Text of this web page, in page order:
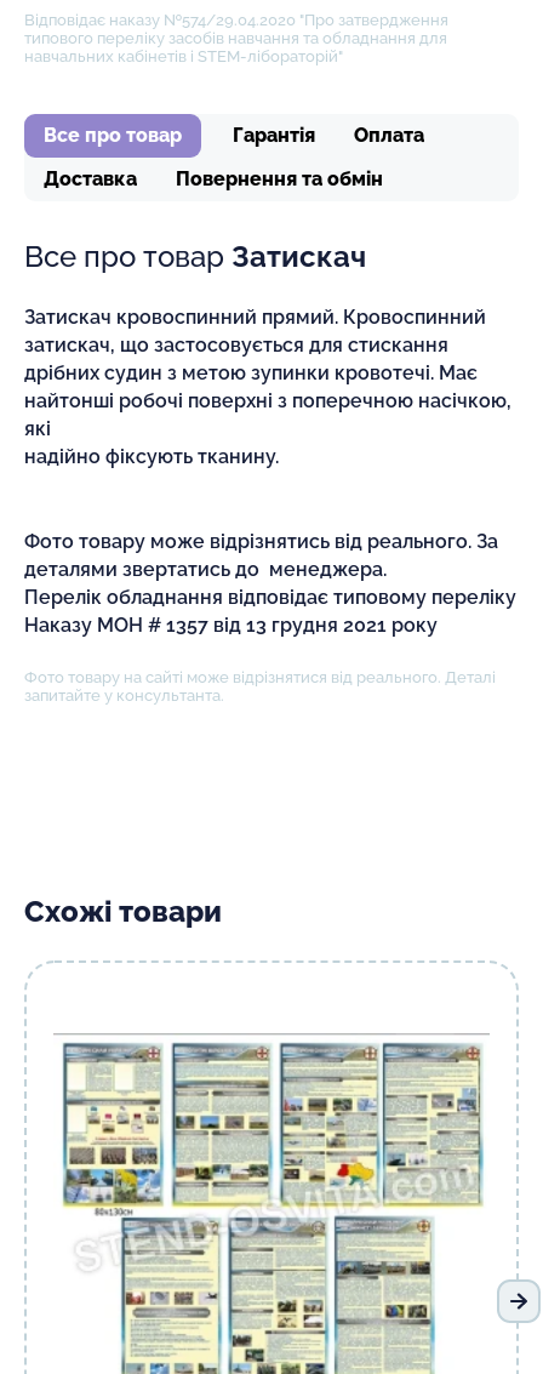
Відповідає наказу №574/29.04.2020 "Про затвердження
типового переліку засобів навчання та обладнання для
навчальних кабінетів і STEM-лібораторій"
Все про товар Гарантія
Оплата
Доставка
Повернення та обмін
Все про товар Затискач
Затискач кровоспинний прямий. Кровоспинний
затискач, що застосовується для стискання
дрібних судин з метою зупинки кровотечі. Має
найтонші робочі поверхні з поперечною насічкою,
які
надійно фіксують тканину.
Фото товару може відрізнятись від реального. За
деталями звертатись до менеджера.
Перелік обладнання відповідає типовому переліку
Наказу МОН # 1357 від 13 грудня 2021 року
Фото товару на сайті може відрізнятися від реального. Деталі
запитайте у консультанта.
Схожі товари